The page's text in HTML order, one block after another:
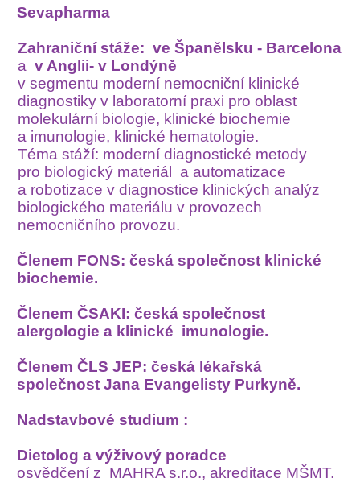
Sevapharma
Zahraniční stáže: ve Španělsku - Barcelona
a v Anglii- v Londýně
v segmentu moderní nemocniční klinické
diagnostiky v laboratorní praxi pro oblast
molekulární biologie, klinické biochemie
a imunologie, klinické hematologie.
Téma stáží: moderní diagnostické metody
pro biologický materiál a automatizace
a robotizace v diagnostice klinických analýz
biologického materiálu v provozech
nemocničního provozu.
Členem FONS: česká společnost klinické
biochemie.
Členem ČSAKI: česká společnost
alergologie a klinické imunologie.
Členem ČLS JEP: česká lékařská
společnost Jana Evangelisty Purkyně.
Nadstavbové studium :
Dietolog a výživový poradce
osvědčení z MAHRA s.r.o., akreditace MŠMT.